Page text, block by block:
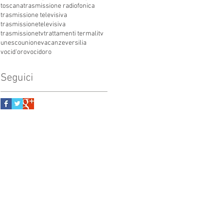
toscanatrasmissione radiofonica
trasmissione televisiva
trasmissionetelevisiva
trasmissionetvtrattamenti termalitv
unescounionevacanzeversilia
vocid'orovocidoro
Seguici